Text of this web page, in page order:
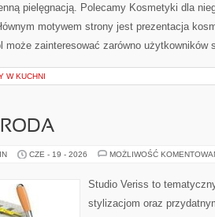
pielęgnacją. Polecamy Kosmetyki dla
motywem strony jest prezentacja
może zainteresować zarówno
W KUCHNI
CZE - 19 - 2026 MOŻLIWOŚĆ
Studio Veriss to
stylizacjom oraz